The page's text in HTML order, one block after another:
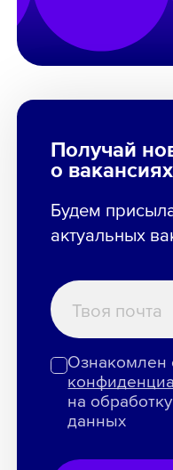
Получай
о вакансиях
Будем
актуальных
Ознакомлен
на
данных